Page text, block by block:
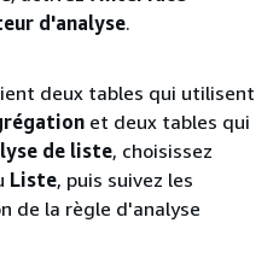
d'analyse.
deux tables qui utilisent
et deux tables qui
de liste, choisissez
Liste, puis suivez les
de la règle d'analyse